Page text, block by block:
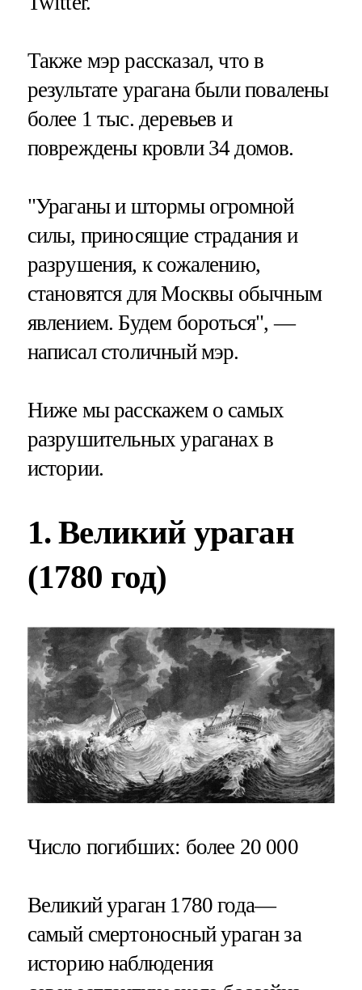
Также мэр рассказал, что в
результате урагана были повалены
более 1 тыс. деревьев и
повреждены кровли 34 домов.
"Ураганы и штормы огромной
силы, приносящие страдания и
разрушения, к сожалению,
становятся для Москвы обычным
явлением. Будем бороться", —
написал столичный мэр.
Ниже мы расскажем о самых
разрушительных ураганах в
истории.
1. Великий ураган
(1780 год)
Число погибших: более 20 000
Великий ураган 1780 года—
самый смертоносный ураган за
историю наблюдения